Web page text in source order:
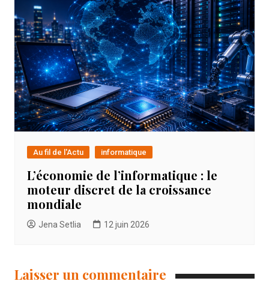
Au fil de l'Actu informatique
L’économie de l’informatique : le
moteur discret de la croissance
mondiale
Jena Setlia 12 juin 2026
Laisser un commentaire